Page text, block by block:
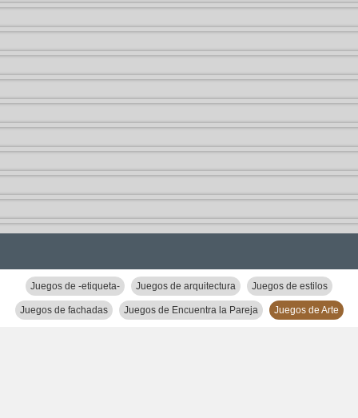
Juegos de -etiqueta- Juegos de arquitectura Juegos de estilos
Juegos de fachadas Juegos de Encuentra la Pareja Juegos de Arte